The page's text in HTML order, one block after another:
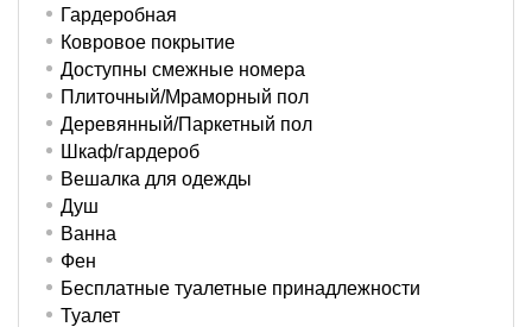
Гардеробная
Ковровое покрытие
Доступны смежные номера
Плиточный/Мраморный пол
Деревянный/Паркетный пол
Шкаф/гардероб
Вешалка для одежды
Душ
Ванна
Фен
Бесплатные туалетные принадлежности
Туалет